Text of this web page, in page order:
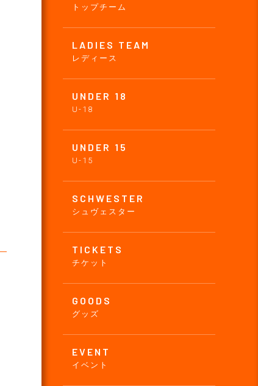
トップチーム
LADIES TEAM
レディース
UNDER 18
U-18
UNDER 15
U-15
SCHWESTER
シュヴェスター
TICKETS
チケット
GOODS
グッズ
EVENT
イベント